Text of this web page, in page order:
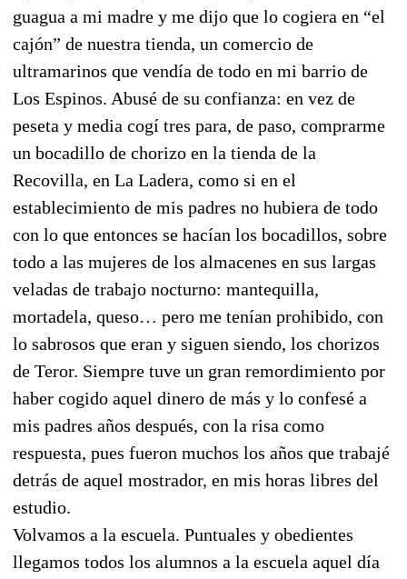
guagua a mi madre y me dijo que lo cogiera en “el
cajón” de nuestra tienda, un comercio de
ultramarinos que vendía de todo en mi barrio de
Los Espinos. Abusé de su confianza: en vez de
peseta y media cogí tres para, de paso, comprarme
un bocadillo de chorizo en la tienda de la
Recovilla, en La Ladera, como si en el
establecimiento de mis padres no hubiera de todo
con lo que entonces se hacían los bocadillos, sobre
todo a las mujeres de los almacenes en sus largas
veladas de trabajo nocturno: mantequilla,
mortadela, queso… pero me tenían prohibido, con
lo sabrosos que eran y siguen siendo, los chorizos
de Teror. Siempre tuve un gran remordimiento por
haber cogido aquel dinero de más y lo confesé a
mis padres años después, con la risa como
respuesta, pues fueron muchos los años que trabajé
detrás de aquel mostrador, en mis horas libres del
estudio.
Volvamos a la escuela. Puntuales y obedientes
llegamos todos los alumnos a la escuela aquel día